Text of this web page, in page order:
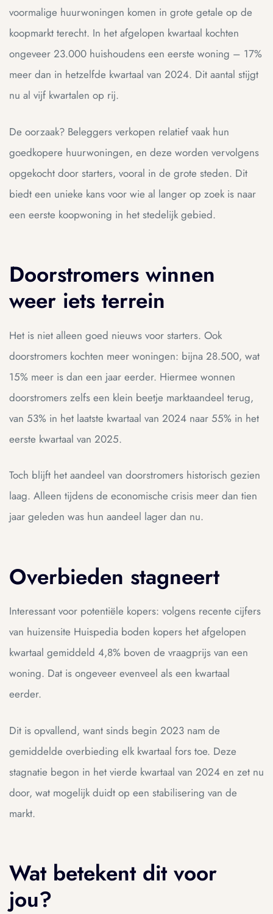
voormalige huurwoningen komen in grote getale op de
koopmarkt terecht. In het afgelopen kwartaal kochten
ongeveer 23.000 huishoudens een eerste woning – 17%
meer dan in hetzelfde kwartaal van 2024. Dit aantal stijgt
nu al vijf kwartalen op rij.
De oorzaak? Beleggers verkopen relatief vaak hun
goedkopere huurwoningen, en deze worden vervolgens
opgekocht door starters, vooral in de grote steden. Dit
biedt een unieke kans voor wie al langer op zoek is naar
een eerste koopwoning in het stedelijk gebied.
Doorstromers winnen
weer iets terrein
Het is niet alleen goed nieuws voor starters. Ook
doorstromers kochten meer woningen: bijna 28.500, wat
15% meer is dan een jaar eerder. Hiermee wonnen
doorstromers zelfs een klein beetje marktaandeel terug,
van 53% in het laatste kwartaal van 2024 naar 55% in het
eerste kwartaal van 2025.
Toch blijft het aandeel van doorstromers historisch gezien
laag. Alleen tijdens de economische crisis meer dan tien
jaar geleden was hun aandeel lager dan nu.
Overbieden stagneert
Interessant voor potentiële kopers: volgens recente cijfers
van huizensite Huispedia boden kopers het afgelopen
kwartaal gemiddeld 4,8% boven de vraagprijs van een
woning. Dat is ongeveer evenveel als een kwartaal
eerder.
Dit is opvallend, want sinds begin 2023 nam de
gemiddelde overbieding elk kwartaal fors toe. Deze
stagnatie begon in het vierde kwartaal van 2024 en zet nu
door, wat mogelijk duidt op een stabilisering van de
markt.
Wat betekent dit voor
jou?